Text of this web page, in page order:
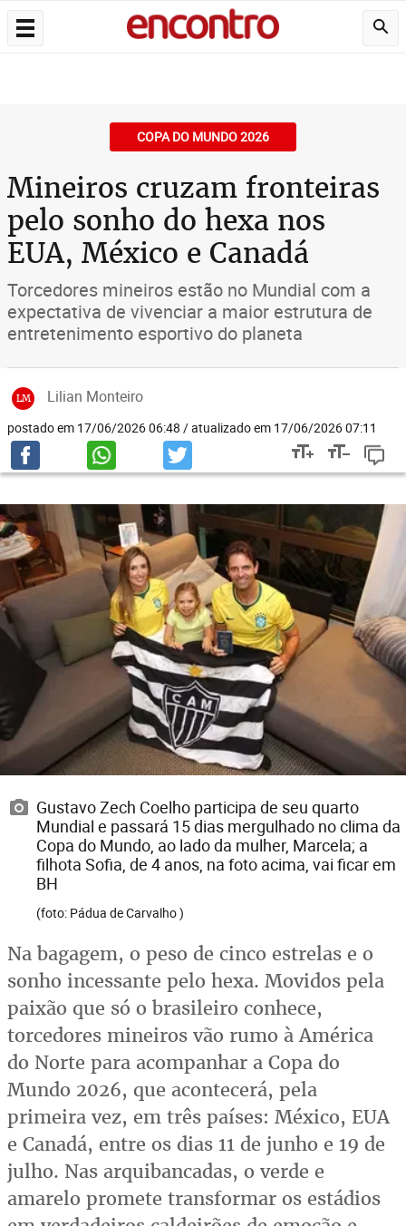
COPA DO MUNDO 2026
Mineiros cruzam fronteiras
pelo sonho do hexa nos
EUA, México e Canadá
Torcedores mineiros estão no Mundial com a
expectativa de vivenciar a maior estrutura de
entretenimento esportivo do planeta
LM Lilian Monteiro
postado em 17/06/2026 06:48 / atualizado em 17/06/2026 07:11
Gustavo Zech Coelho participa de seu quarto
Mundial e passará 15 dias mergulhado no clima da
Copa do Mundo, ao lado da mulher, Marcela; a
filhota Sofia, de 4 anos, na foto acima, vai ficar em
BH
(foto: Pádua de Carvalho )
Na bagagem, o peso de cinco estrelas e o
sonho incessante pelo hexa. Movidos pela
paixão que só o brasileiro conhece,
torcedores mineiros vão rumo à América
do Norte para acompanhar a Copa do
Mundo 2026, que acontecerá, pela
primeira vez, em três países: México, EUA
e Canadá, entre os dias 11 de junho e 19 de
julho. Nas arquibancadas, o verde e
amarelo promete transformar os estádios